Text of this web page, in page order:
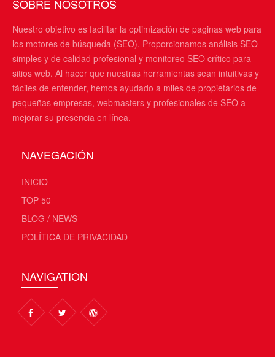
SOBRE NOSOTROS
Nuestro objetivo es facilitar la optimización de paginas web para
los motores de búsqueda (SEO). Proporcionamos análisis SEO
simples y de calidad profesional y monitoreo SEO crítico para
sitios web. Al hacer que nuestras herramientas sean intuitivas y
fáciles de entender, hemos ayudado a miles de propietarios de
pequeñas empresas, webmasters y profesionales de SEO a
mejorar su presencia en línea.
NAVEGACIÓN
INICIO
TOP 50
BLOG / NEWS
POLÍTICA DE PRIVACIDAD
NAVIGATION